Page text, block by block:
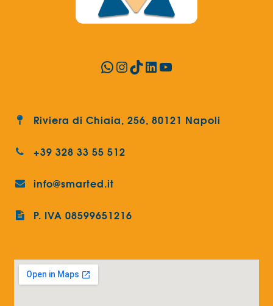
WhatsApp
Instagram
TikTok
LinkedIn
YouTube
Riviera di Chiaia, 256, 80121 Napoli
+39 328 33 55 512
info@smarted.it
P. IVA 08599651216